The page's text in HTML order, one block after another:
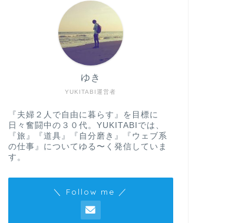
YUKITABI運営者
ゆき
『夫婦２人で自由に暮らす』を目標に
日々奮闘中の３０代。YUKITABIでは、
『旅』『道具』『自分磨き』『ウェブ系
の仕事』についてゆる〜く発信していま
す。
＼ Follow me ／